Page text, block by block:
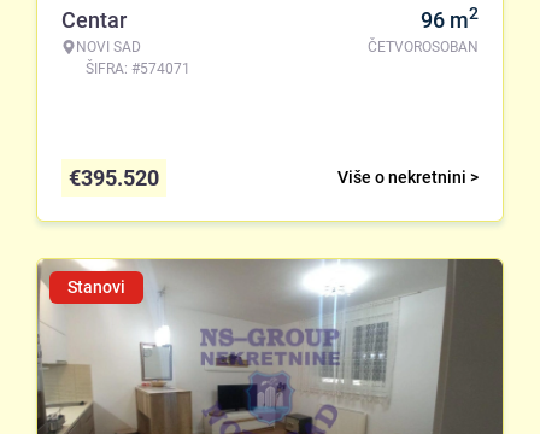
Centar
NOVI SAD
ŠIFRA: #574071
96 m2
ČETVOROSOBAN
Više o nekretnini >
€395.520
Stanovi